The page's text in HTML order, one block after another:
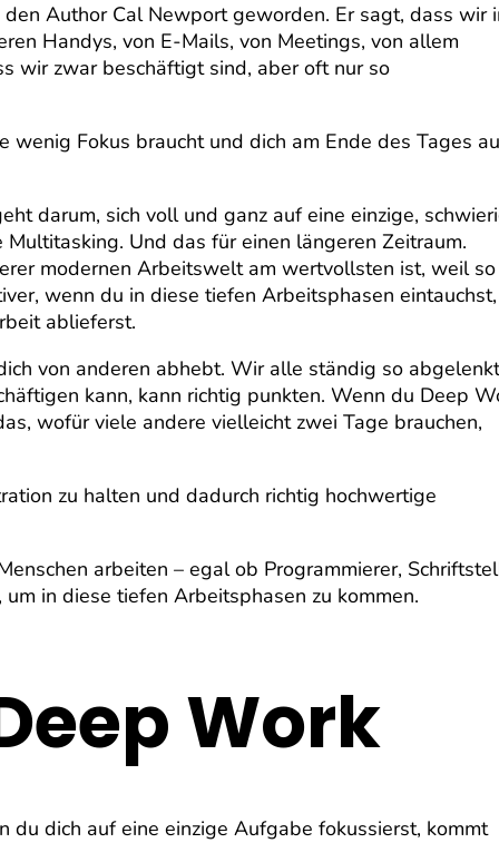
Author Cal Newport geworden. Er sagt, dass wir
Handys, von E-Mails, von Meetings, von allem
wir zwar beschäftigt sind, aber oft nur so
Fokus braucht und dich am Ende des Tages
darum, sich voll und ganz auf eine einzige,
Und das für einen längeren Zeitraum.
modernen Arbeitswelt am wertvollsten ist, weil so
wenn du in diese tiefen Arbeitsphasen eintauchst,
ablieferst.
von anderen abhebt. Wir alle ständig so abgelenkt
kann, kann richtig punkten. Wenn du Deep
wofür viele andere vielleicht zwei Tage brauchen,
zu halten und dadurch richtig hochwertige
arbeiten – egal ob Programmierer,
in diese tiefen Arbeitsphasen zu kommen.
Work
du dich auf eine einzige Aufgabe fokussierst, kommt